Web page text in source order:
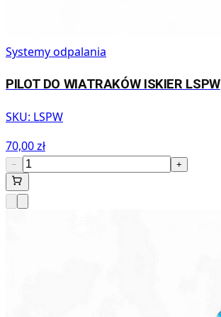
Systemy odpalania
PILOT DO WIATRAKÓW ISKIER LSPW
SKU: LSPW
70,00 zł
− +